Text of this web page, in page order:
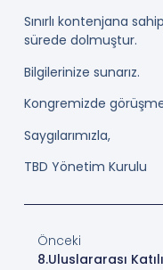
Sınırlı kontenjana
sürede dolmuştur.
Bilgilerinize sunarız.
Kongremizde
Saygılarımızla,
TBD Yönetim Kurulu
Önceki